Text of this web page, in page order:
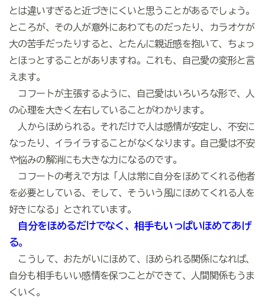
とは違いすぎると近づきにくいと思うことがあるでしょう。
ところが、その人が意外にあわてものだったり、カラオケが
大の苦手だったりすると、とたんに親近感を抱いて、ちょっ
とほっとすることがありますね。これも、自己愛の変形と言
えます。
コフートが主張するように、自己愛はいろいろな形で、人
の心理を大きく左右していることがわかります。
人からほめられる。それだけで人は感情が安定し、不安に
なったり、イライラすることがなくなります。自己愛は不安
や悩みの解消にも大きな力になるのです。
コフートの考えで方は「人は常に自分をほめてくれる他者
を必要としている、そして、そういう風にほめてくれる人を
好きになる」とされています。
自分をほめるだけでなく、相手もいっぱいほめてあげ
る。
こうして、おたがいにほめて、ほめられる関係になれば、
自分も相手もいい感情を保つことができて、人間関係もうま
くいく。